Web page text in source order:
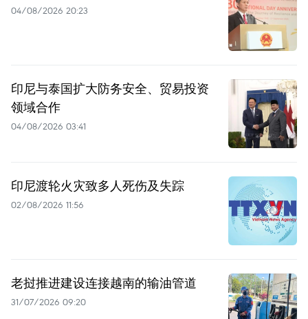
04/08/2026 20:23
印尼与泰国扩大防务安全、贸易投资
领域合作
04/08/2026 03:41
印尼渡轮火灾致多人死伤及失踪
02/08/2026 11:56
老挝推进建设连接越南的输油管道
31/07/2026 09:20